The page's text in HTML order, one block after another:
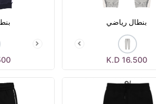
بنطال رياضي
16.500